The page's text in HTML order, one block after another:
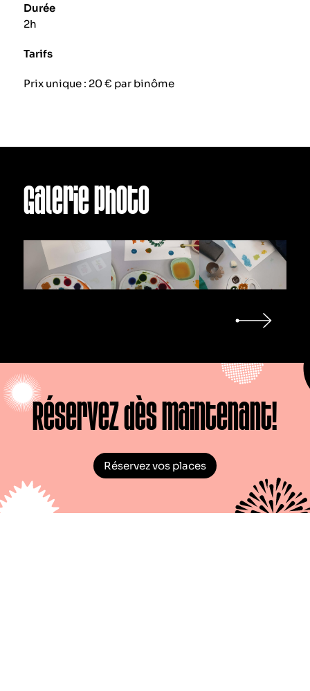
Durée
2h
Tarifs
Prix unique : 20 € par binôme
Galerie photo
Réservez dès maintenant!
Réservez vos places